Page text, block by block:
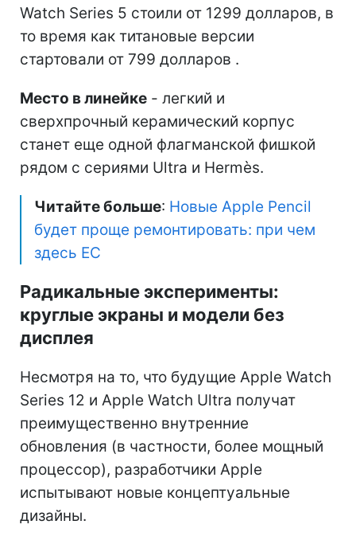
Watch Series 5 стоили от 1299 долларов, в
то время как титановые версии
стартовали от 799 долларов .
Место в линейке - легкий и
сверхпрочный керамический корпус
станет еще одной флагманской фишкой
рядом с сериями Ultra и Hermès.
Читайте больше: Новые Apple Pencil
будет проще ремонтировать: при чем
здесь ЕС
Радикальные эксперименты:
круглые экраны и модели без
дисплея
Несмотря на то, что будущие Apple Watch
Series 12 и Apple Watch Ultra получат
преимущественно внутренние
обновления (в частности, более мощный
процессор), разработчики Apple
испытывают новые концептуальные
дизайны.